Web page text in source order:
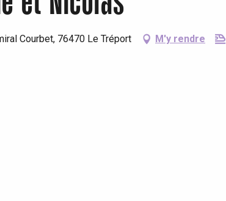
Courbet, 76470 Le Tréport M'y rendre